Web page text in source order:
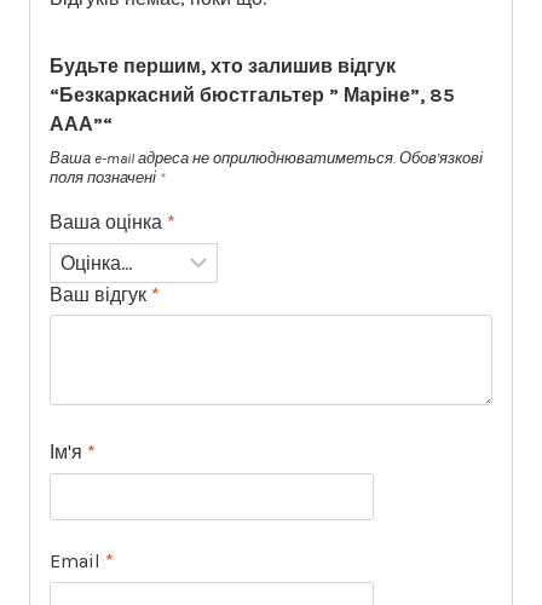
Будьте першим, хто залишив відгук
“Безкаркасний бюстгальтер ” Маріне”, 85
ААА”“
Ваша e-mail адреса не оприлюднюватиметься. Обов’язкові
поля позначені *
Ваша оцінка *
Ваш відгук *
Ім'я *
Email *